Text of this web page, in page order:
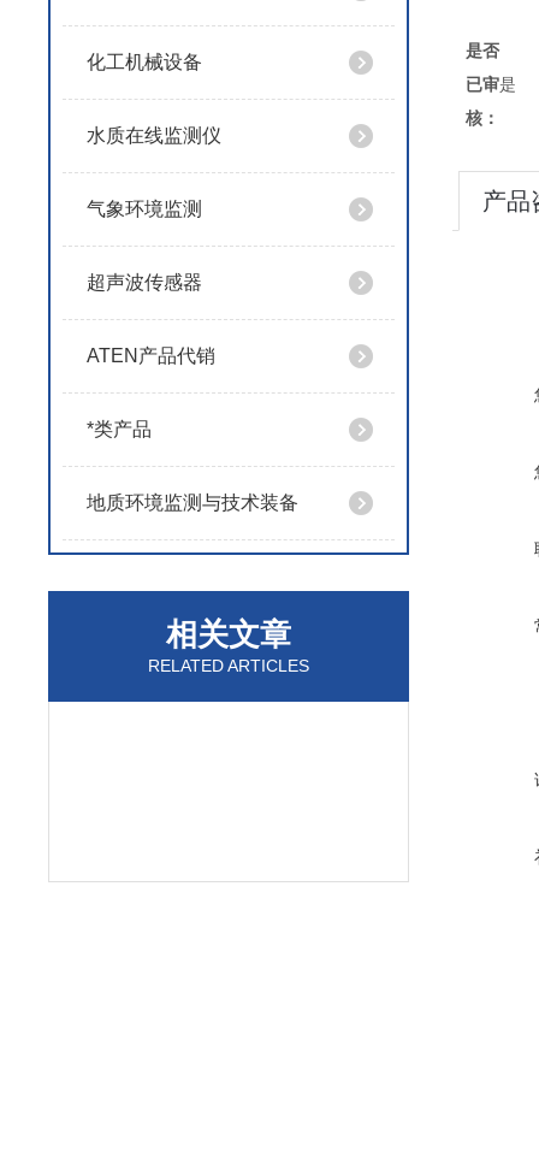
化工机械设备
水质在线监测仪
气象环境监测
超声波传感器
ATEN产品代销
*类产品
地质环境监测与技术装备
相关文章
RELATED ARTICLES
是否
已审
核：
是
产品